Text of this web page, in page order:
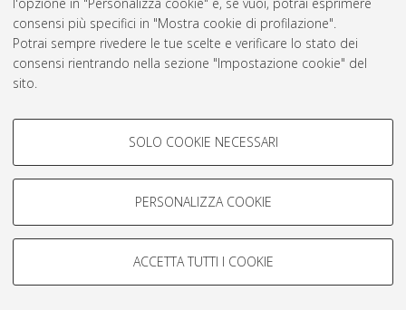
l'opzione in "Personalizza cookie" e, se vuoi, potrai esprimere
consensi più specifici in "Mostra cookie di profilazione".
Potrai sempre rivedere le tue scelte e verificare lo stato dei
consensi rientrando nella sezione "Impostazione cookie" del
sito.
COOKIE DI PROFILAZIONE -
Si tratta di cookie utilizzati per analizzare le caratteristiche della
navigazione degli utenti, creare profili in base al loro comportamento
Mostra cookie di profilazione
COOKIE TECNICI - NECESSARI
SOLO COOKIE NECESSARI
PERSONALIZZA COOKIE
ACCETTA TUTTI I COOKIE
AMS Laurea
Servizio implementato e gestito da AlmaDL
Informativa sulla privacy
Condizioni d’uso del sito
© ALMA MATER STUDIORUM - Università di Bologna, 2007-2026.